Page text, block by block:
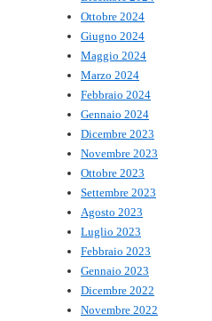
Ottobre 2024
Giugno 2024
Maggio 2024
Marzo 2024
Febbraio 2024
Gennaio 2024
Dicembre 2023
Novembre 2023
Ottobre 2023
Settembre 2023
Agosto 2023
Luglio 2023
Febbraio 2023
Gennaio 2023
Dicembre 2022
Novembre 2022